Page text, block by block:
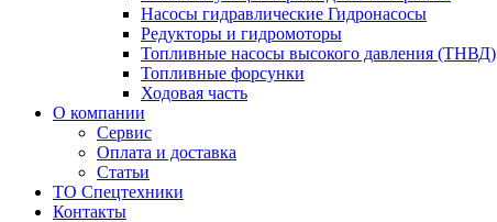
Насосы гидравлические Гидронасосы
Редукторы и гидромоторы
Топливные насосы высокого давления (ТНВД)
Топливные форсунки
Ходовая часть
О компании
Сервис
Оплата и доставка
Статьи
ТО Спецтехники
Контакты